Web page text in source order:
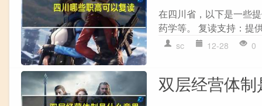
在四川省，以下是一些
药学等。 复读支持：提
sc 12-28 0
双层经营体